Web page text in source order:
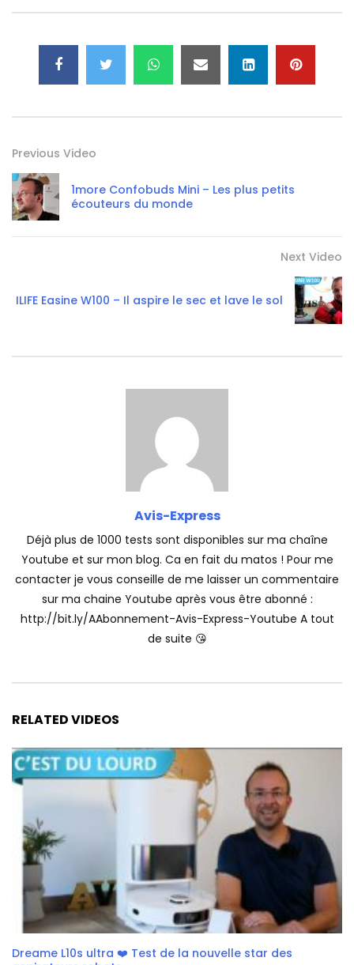
Previous Video
1more Confobuds Mini – Les plus petits
écouteurs du monde
Next Video
ILIFE Easine W100 – Il aspire le sec et lave le sol
Avis-Express
Déjà plus de 1000 tests sont disponibles sur ma chaîne
Youtube et sur mon blog. Ca en fait du matos ! Pour me
contacter je vous conseille de me laisser un commentaire
sur ma chaine Youtube après vous être abonné :
http://bit.ly/AAbonnement-Avis-Express-Youtube A tout
de suite 😘
RELATED VIDEOS
Dreame L10s ultra ❤️ Test de la nouvelle star des